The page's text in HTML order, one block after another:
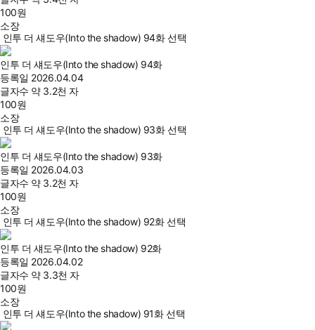
100원
소장
인투 더 섀도우(Into the shadow) 94화 선택
인투 더 섀도우(Into the shadow) 94화
등록일 2026.04.04
글자수 약 3.2천 자
100원
소장
인투 더 섀도우(Into the shadow) 93화 선택
인투 더 섀도우(Into the shadow) 93화
등록일 2026.04.03
글자수 약 3.2천 자
100원
소장
인투 더 섀도우(Into the shadow) 92화 선택
인투 더 섀도우(Into the shadow) 92화
등록일 2026.04.02
글자수 약 3.3천 자
100원
소장
인투 더 섀도우(Into the shadow) 91화 선택